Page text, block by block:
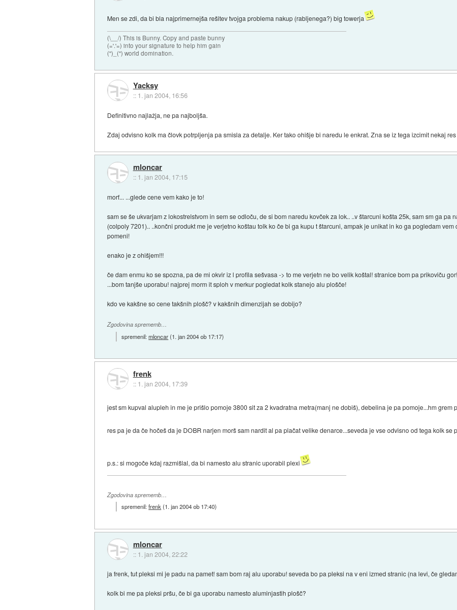
Men se zdi, da bi bla najprimernejša rešitev tvojga problema nakup (rabljenega?) big towerja
(\__/) This is Bunny. Copy and paste bunny
(='.'=) into your signature to help him gain
(")_(") world domination.
Yacksy
:: 1. jan 2004, 16:56
Definitivno najlažja, ne pa najboljša.
Zdaj odvisno kolk ma človk potrpljenja pa smisla za detalje. Ker tako ohišje bi naredu le enkrat. Zna se iz tega izcimit nekaj
mloncar
:: 1. jan 2004, 17:15
morf... ...glede cene vem kako je to!
sam se še ukvarjam z lokostrelstvom in sem se odloču, de si bom naredu kovček za lok.. ..v štarcuni košta 25k, sam sm ga pa
(colpoly 7201).. ..končni produkt me je verjetno koštau tolk ko če bi ga kupu t štarcuni, ampak je unikat in ko ga pogledam
pomeni!
enako je z ohišjem!!!
če dam enmu ko se spozna, pa de mi okvir iz l profila sešvasa -> to me verjetn ne bo velik koštal! stranice bom pa prikoviču
...bom tanjše uporabu! najprej morm it sploh v merkur pogledat kolk stanejo alu plošče!
kdo ve kakšne so cene takšnih plošč? v kakšnih dimenzijah se dobijo?
Zgodovina sprememb…
spremenil:mloncar(1. jan 2004 ob 17:17)
frenk
:: 1. jan 2004, 17:39
jest sm kupval alupleh in me je prišlo pomoje 3800 sit za 2 kvadratna metra(manj ne dobiš), debelina je pa pomoje...hm grem
res pa je da če hočeš da je DOBR narjen morš sam nardit al pa plačat velike denarce...seveda je vse odvisno od tega kolk se
p.s.: si mogoče kdaj razmišlal, da bi namesto alu stranic uporabil plexi
Zgodovina sprememb…
spremenil:frenk(1. jan 2004 ob 17:40)
mloncar
:: 1. jan 2004, 22:22
ja frenk, tut pleksi mi je padu na pamet! sam bom raj alu uporabu! seveda bo pa pleksi na v eni izmed stranic (na levi, če
kolk bi me pa pleksi pršu, če bi ga uporabu namesto aluminjastih plošč?